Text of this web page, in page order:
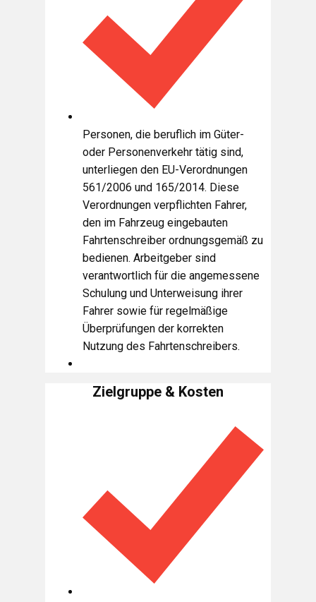
Personen, die beruflich im Güter-
oder Personenverkehr tätig sind,
unterliegen den EU-Verordnungen
561/2006 und 165/2014. Diese
Verordnungen verpflichten Fahrer,
den im Fahrzeug eingebauten
Fahrtenschreiber ordnungsgemäß zu
bedienen. Arbeitgeber sind
verantwortlich für die angemessene
Schulung und Unterweisung ihrer
Fahrer sowie für regelmäßige
Überprüfungen der korrekten
Nutzung des Fahrtenschreibers.
Zielgruppe & Kosten